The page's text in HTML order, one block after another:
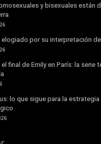
y bisexuales están
elogiado por su interpretación
final de Emily en París: la serie
lo que sigue para la